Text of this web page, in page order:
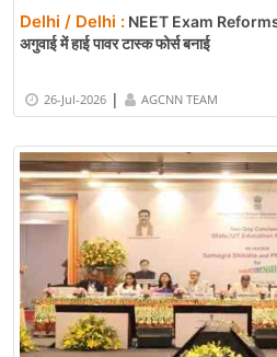
Delhi / Delhi : NEET Exam Reforms:
अगुवाई में हाई पावर टास्क फोर्स बनाई
26-Jul-2026 | AGCNN TEAM